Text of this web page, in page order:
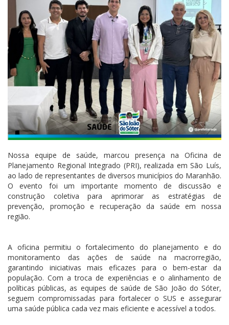
Nossa equipe de saúde, marcou presença na Oficina de
Planejamento Regional Integrado (PRI), realizada em São Luís,
ao lado de representantes de diversos municípios do Maranhão.
O evento foi um importante momento de discussão e
construção coletiva para aprimorar as estratégias de
prevenção, promoção e recuperação da saúde em nossa
região.
A oficina permitiu o fortalecimento do planejamento e do
monitoramento das ações de saúde na macrorregião,
garantindo iniciativas mais eficazes para o bem-estar da
população. Com a troca de experiências e o alinhamento de
políticas públicas, as equipes de saúde de São João do Sóter,
seguem compromissadas para fortalecer o SUS e assegurar
uma saúde pública cada vez mais eficiente e acessível a todos.